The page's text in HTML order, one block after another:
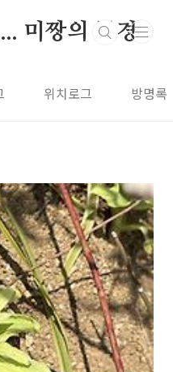
미짱의 동경
위치로그 방명록